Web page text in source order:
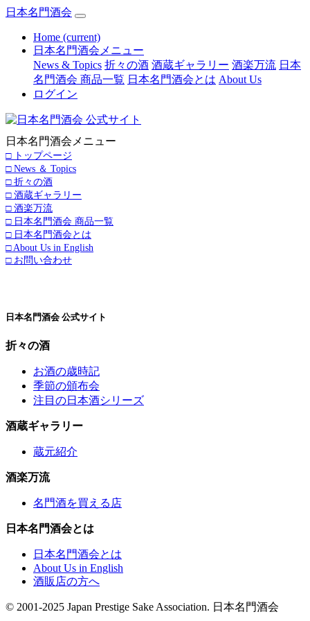
日本名門酒会
Home (current)
日本名門酒会メニュー
News & Topics 折々の酒 酒蔵ギャラリー 酒楽万流 日本
名門酒会 商品一覧 日本名門酒会とは About Us
ログイン
日本名門酒会メニュー
□ トップページ
□ News ＆ Topics
□ 折々の酒
□ 酒蔵ギャラリー
□ 酒楽万流
□ 日本名門酒会 商品一覧
□ 日本名門酒会とは
□ About Us in English
□ お問い合わせ
日本名門酒会 公式サイト
折々の酒
お酒の歳時記
季節の頒布会
注目の日本酒シリーズ
酒蔵ギャラリー
蔵元紹介
酒楽万流
名門酒を買える店
日本名門酒会とは
日本名門酒会とは
About Us in English
酒販店の方へ
© 2001-2025 Japan Prestige Sake Association. 日本名門酒会